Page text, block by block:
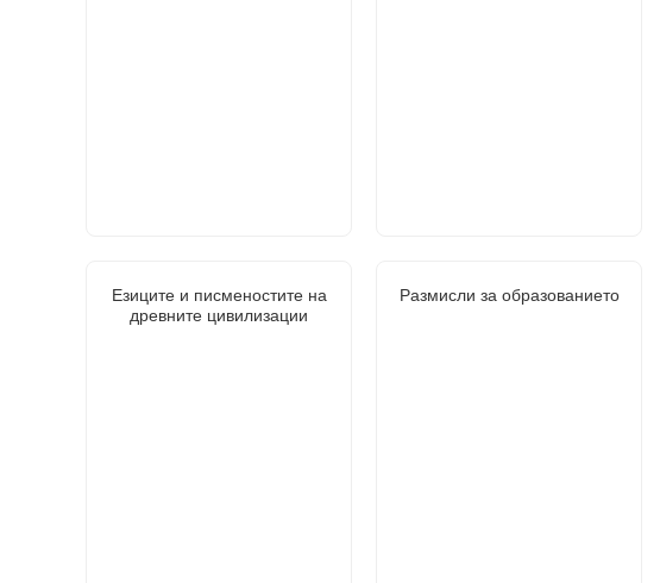
Езиците и писменостите на
древните цивилизации
Размисли за образованието